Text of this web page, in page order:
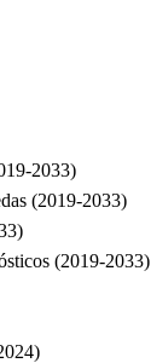
2033)
(2019-2033)
(2019-2033)